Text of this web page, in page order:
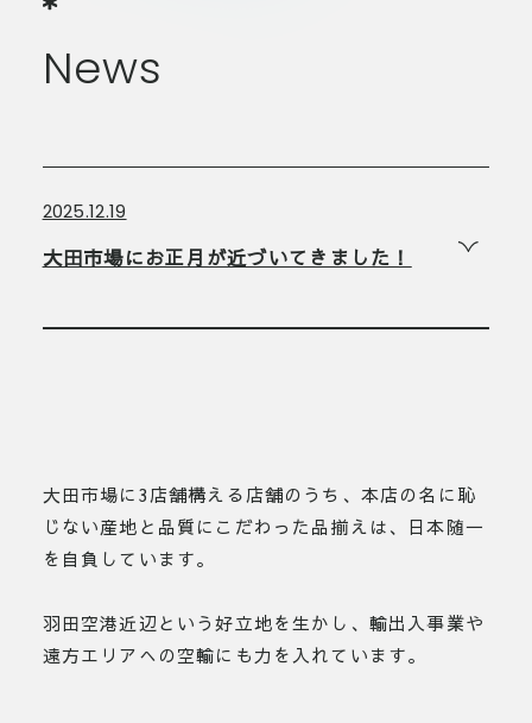
News
2025.12.19
大田市場にお正月が近づいてきました！
大田市場に3店舗構える店舗のうち、本店の名に恥
じない産地と品質にこだわった品揃えは、日本随一
を自負しています。
羽田空港近辺という好立地を生かし、輸出入事業や
遠方エリアへの空輸にも力を入れています。